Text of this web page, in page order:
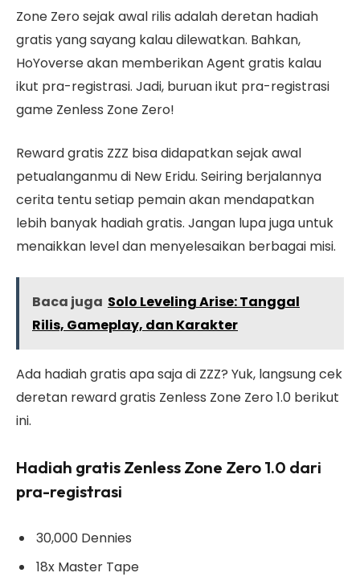
Zone Zero sejak awal rilis adalah deretan hadiah
gratis yang sayang kalau dilewatkan. Bahkan,
HoYoverse akan memberikan Agent gratis kalau
ikut pra-registrasi. Jadi, buruan ikut pra-registrasi
game Zenless Zone Zero!
Reward gratis ZZZ bisa didapatkan sejak awal
petualanganmu di New Eridu. Seiring berjalannya
cerita tentu setiap pemain akan mendapatkan
lebih banyak hadiah gratis. Jangan lupa juga untuk
menaikkan level dan menyelesaikan berbagai misi.
Baca juga Solo Leveling Arise: Tanggal
Rilis, Gameplay, dan Karakter
Ada hadiah gratis apa saja di ZZZ? Yuk, langsung cek
deretan reward gratis Zenless Zone Zero 1.0 berikut
ini.
Hadiah gratis Zenless Zone Zero 1.0 dari
pra-registrasi
30,000 Dennies
18x Master Tape